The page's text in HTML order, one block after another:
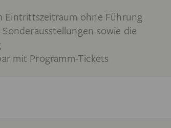
Eintrittszeitraum ohne Führung
sowie die
mit Programm-Tickets